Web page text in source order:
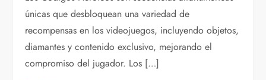
únicas que desbloquean una variedad de
recompensas en los videojuegos, incluyendo objetos,
diamantes y contenido exclusivo, mejorando el
compromiso del jugador. Los […]